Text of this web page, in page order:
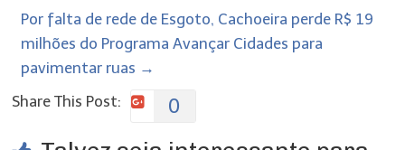
Por falta de rede de Esgoto, Cachoeira perde R$ 19
milhões do Programa Avançar Cidades para
pavimentar ruas →
Share This Post:
0